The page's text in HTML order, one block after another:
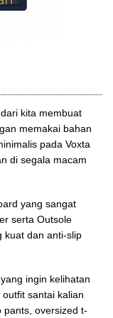
kita membuat
memakai bahan
pada Voxta
di segala macam
yang sangat
serta Outsole
kuat dan anti-slip
ingin kelihatan
santai kalian
oversized t-